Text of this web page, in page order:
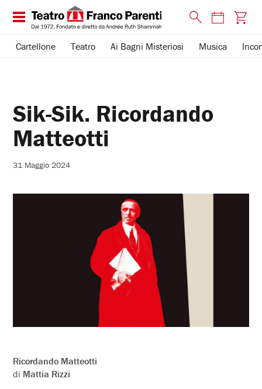
Cartellone Teatro Ai Bagni Misteriosi Musica
Sik-Sik. Ricordando
Matteotti
31 Maggio 2024
Ricordando Matteotti
di Mattia Rizzi